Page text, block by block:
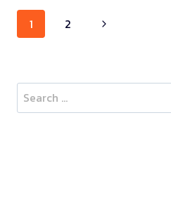
Page
navigation
1 2
Search
for: